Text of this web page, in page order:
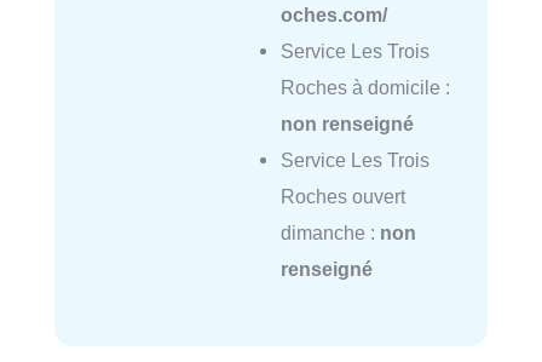
oches.com/
Service Les Trois
Roches à domicile :
non renseigné
Service Les Trois
Roches ouvert
dimanche : non
renseigné